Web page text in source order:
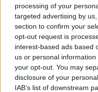
processing of your
targeted advertising by
section to confirm your
opt-out request is
interest-based ads based
us or personal
your opt-out. You may
disclosure of your
IAB’s list of downstream